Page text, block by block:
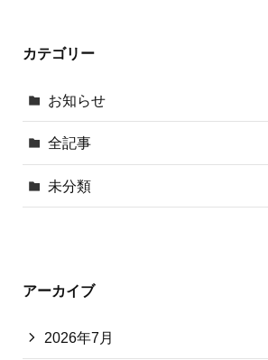
カテゴリー
お知らせ
全記事
未分類
アーカイブ
2026年7月